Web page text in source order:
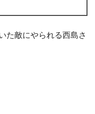
た敵にやられる西島さ